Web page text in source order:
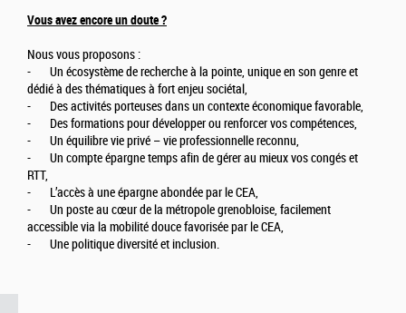
Vous avez encore un doute ?
Nous vous proposons :
- Un écosystème de recherche à la pointe, unique en son genre et
dédié à des thématiques à fort enjeu sociétal,
- Des activités porteuses dans un contexte économique favorable,
- Des formations pour développer ou renforcer vos compétences,
- Un équilibre vie privé – vie professionnelle reconnu,
- Un compte épargne temps afin de gérer au mieux vos congés et
RTT,
- L’accès à une épargne abondée par le CEA,
- Un poste au cœur de la métropole grenobloise, facilement
accessible via la mobilité douce favorisée par le CEA,
- Une politique diversité et inclusion.